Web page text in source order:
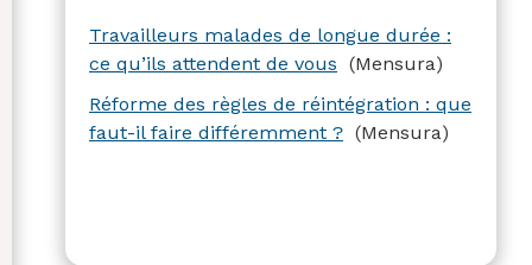
Travailleurs malades de longue durée :
ce qu’ils attendent de vous (Mensura)
Réforme des règles de réintégration : que
faut-il faire différemment ? (Mensura)